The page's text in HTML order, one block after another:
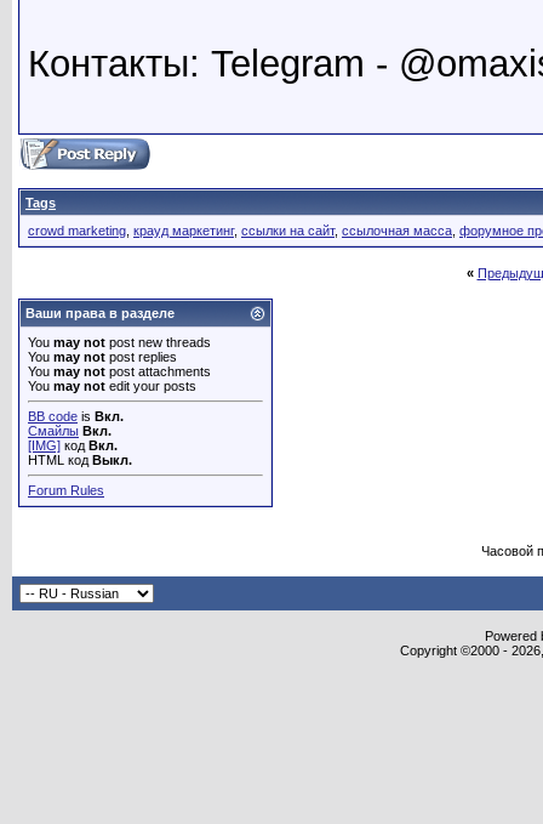
Контакты: Telegram -
Tags
crowd marketing крауд маркетинг, ссылки на сайт, ссылочная масса форумное
«
Ваши права в разделе
You may not post new threads
You may not post replies
You may not post attachments
You may not edit your posts
BB code is Вкл.
Смайлы Вкл.
[IMG] код Вкл.
HTML код Выкл.
Forum Rules
Часовой
Powered
Copyright ©2000 -